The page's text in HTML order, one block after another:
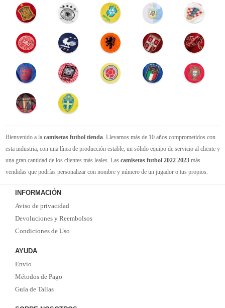
Bienvenido a la camisetas futbol tienda. Llevamos más de 10 años comprometidos con
esta industria, con una línea de producción estable, un sólido equipo de servicio al cliente y
una gran cantidad de los clientes más leales. Las camisetas futbol 2022 2023 más
vendidas que podrías personalizar con nombre y número de un jugador o tus propios.
Camisetas de futbol replicasde la mejor calidad Thai AAA en toda la web. Tenemos
suficiente experiencia para satisfacer tus necesidades de
la seguridad de que elegirnos le brindará una experiencia de compra diferente.
INFORMACIÓN
Aviso de privacidad
Devoluciones y Reembolsos
Condiciones de Uso
AYUDA
Envío
Métodos de Pago
Guía de Tallas